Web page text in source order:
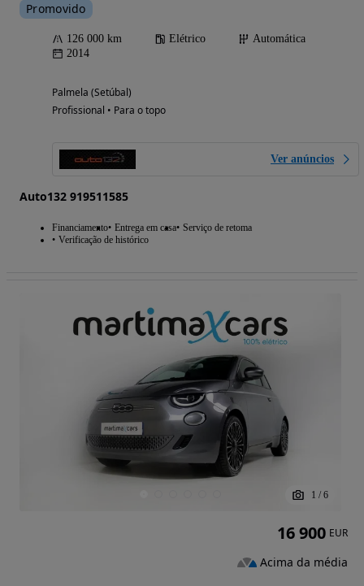
Promovido
126 000 km Elétrico
Automática
2014
Palmela (Setúbal)
Profissional • Para o topo
Ver anúncios
Auto132 919511585
Financiamento Entrega em casa Serviço de retoma
Verificação de histórico
1 / 6
16 900 EUR
Acima da média